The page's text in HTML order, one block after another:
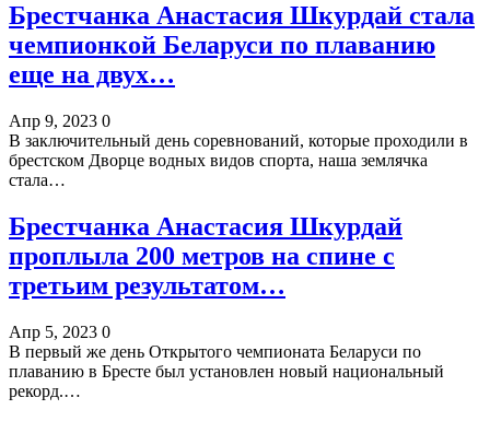
Брестчанка Анастасия Шкурдай стала
чемпионкой Беларуси по плаванию
еще на двух…
Апр 9, 2023 0
В заключительный день соревнований, которые проходили в
брестском Дворце водных видов спорта, наша землячка
стала…
Брестчанка Анастасия Шкурдай
проплыла 200 метров на спине с
третьим результатом…
Апр 5, 2023 0
В первый же день Открытого чемпионата Беларуси по
плаванию в Бресте был установлен новый национальный
рекорд.…